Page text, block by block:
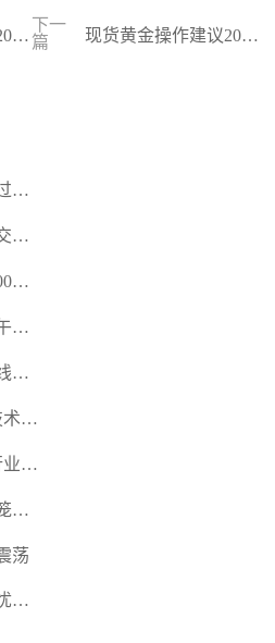
下一
篇
现货黄金操作建议2023
正
易
关
盘
：
盘
析新
户
荡
，